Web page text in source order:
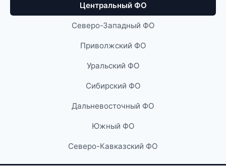
Центральный ФО
Северо-Западный ФО
Приволжский ФО
Уральский ФО
Сибирский ФО
Дальневосточный ФО
Южный ФО
Северо-Кавказский ФО